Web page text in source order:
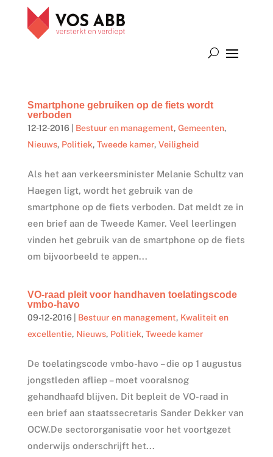
Smartphone gebruiken op de fiets wordt
verboden
12-12-2016| Bestuur en management, Gemeenten,
Nieuws, Politiek, Tweede kamer, Veiligheid
Als het aan verkeersminister Melanie Schultz van
Haegen ligt, wordt het gebruik van de
smartphone op de fiets verboden. Dat meldt ze in
een brief aan de Tweede Kamer. Veel leerlingen
vinden het gebruik van de smartphone op de fiets
om bijvoorbeeld te appen...
VO-raad pleit voor handhaven toelatingscode
vmbo-havo
09-12-2016| Bestuur en management, Kwaliteit en
excellentie, Nieuws, Politiek, Tweede kamer
De toelatingscode vmbo-havo – die op 1 augustus
jongstleden afliep – moet vooralsnog
gehandhaafd blijven. Dit bepleit de VO-raad in
een brief aan staatssecretaris Sander Dekker van
OCW.De sectororganisatie voor het voortgezet
onderwijs onderschrijft het...